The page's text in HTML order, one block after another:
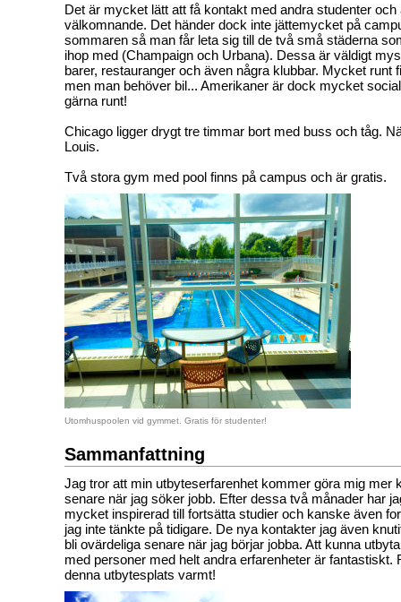
Det är mycket lätt att få kontakt med andra studenter
välkomnande. Det händer dock inte jättemycket på
sommaren så man får leta sig till de två små städerna
ihop med (Champaign och Urbana). Dessa är väldigt
barer, restauranger och även några klubbar. Mycket runt
men man behöver bil... Amerikaner är dock mycket
gärna runt!
Chicago ligger drygt tre timmar bort med buss och tåg.
Louis.
Två stora gym med pool finns på campus och är gratis.
Utomhuspoolen vid gymmet. Gratis för studenter!
Sammanfattning
Jag tror att min utbyteserfarenhet kommer göra mig mer
senare när jag söker jobb. Efter dessa två månader har
mycket inspirerad till fortsätta studier och kanske även
jag inte tänkte på tidigare. De nya kontakter jag även
bli ovärdeliga senare när jag börjar jobba. Att kunna
med personer med helt andra erfarenheter är fantastiskt.
denna utbytesplats varmt!